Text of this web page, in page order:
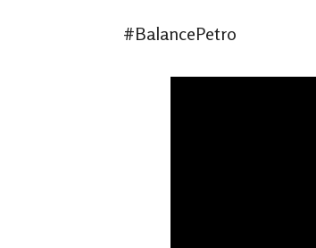
#BalancePetro